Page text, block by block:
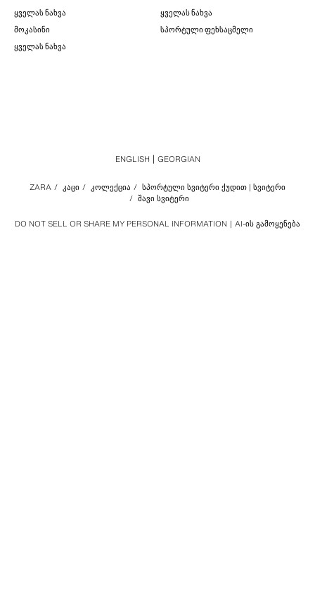
ᲧᲕᲔᲚᲐᲡ ᲜᲐᲮᲕᲐ
ᲧᲕᲔᲚᲐᲡ ᲜᲐᲮᲕᲐ
ᲛᲝᲙᲐᲡᲘᲜᲘ
ᲡᲞᲝᲠᲢᲣᲚᲘ ᲤᲔᲮᲡᲐᲪᲛᲔᲚᲘ
ᲧᲕᲔᲚᲐᲡ ᲜᲐᲮᲕᲐ
DO NOT SELL OR SHARE MY PERSONAL INFORMATION AI-ᲘᲡ ᲒᲐᲛᲝᲧᲔᲜᲔᲑᲐ
ZARA / ᲙᲐᲪᲘ / ᲙᲝᲚᲔᲥᲪᲘᲐ / ᲡᲞᲝᲠᲢᲣᲚᲘ ᲡᲕᲘᲢᲔᲠᲘ ᲥᲣᲓᲘᲗ | ᲡᲕᲘᲢᲔᲠᲘ
/ ᲨᲐᲕᲘ ᲡᲕᲘᲢᲔᲠᲘ
ENGLISH GEORGIAN